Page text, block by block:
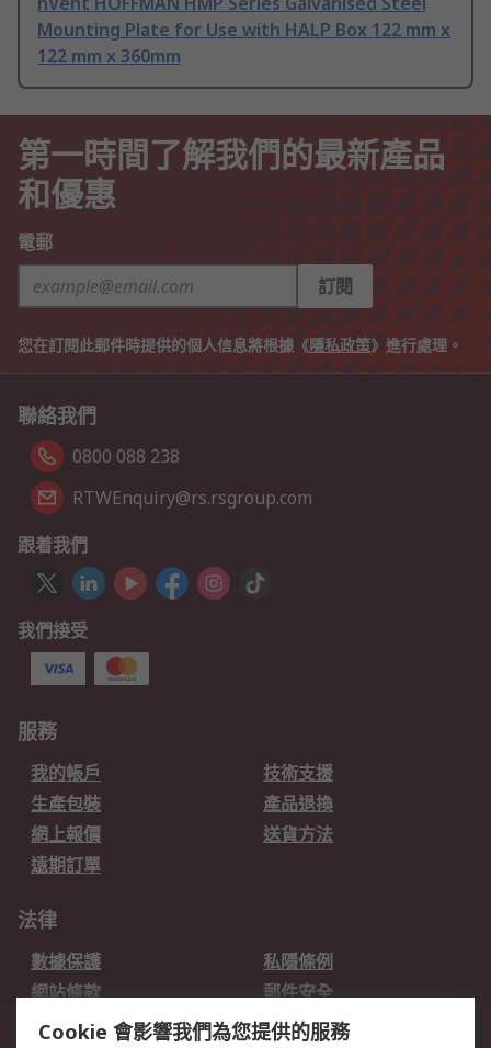
Mounting Plate for Use with HALP Box 122 mm x
122 mm x 360mm
第一時間了解我們的最新產品
和優惠
電郵
訂閱
您在訂閱此郵件時提供的個人信息將根據《隱私政策》進行處理。
聯絡我們
0800 088 238
RTWEnquiry@rs.rsgroup.com
跟着我們
我們接受
服務
我的帳戶
技術支援
生產包裝
產品退換
網上報價
送貨方法
遠期訂單
法律
數據保護
私隱條例
網站條款
郵件安全
销售条款和条件
Cookie 會影響我們為您提供的服務